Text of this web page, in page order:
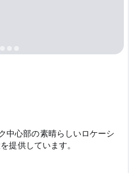
心部の素晴らしいロケーシ
提供しています。